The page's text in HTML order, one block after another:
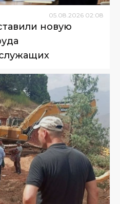
05.08.2026 02:08
новую